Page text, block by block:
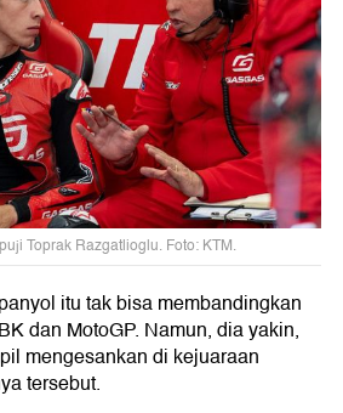
Toprak Razgatlioglu. Foto: KTM.
itu tak bisa membandingkan
dan MotoGP. Namun, dia yakin,
mengesankan di kejuaraan
tersebut.